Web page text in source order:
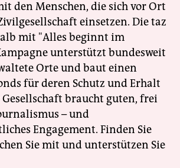
den Menschen, die sich vor Ort
einsetzen. Die taz
mit "Alles beginnt im
unterstützt bundesweit
Orte und baut einen
für deren Schutz und Erhalt
braucht guten, frei
– und
Engagement. Finden Sie
Sie mit und unterstützen Sie